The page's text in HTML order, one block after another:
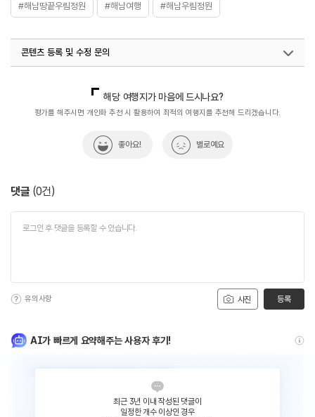
#해남땅끝우림정원 #해남여행 #해남우림정원
콘텐츠 등록 및 수정 문의
해당 여행지가 마음에 드시나요?
평가를 해주시면 개인화 추천 시 활용하여 최적의 여행지를 추천해 드리겠습니다.
좋아요! 별로예요
댓글 (0건)
사진
유의사항 등록
AI가 빠르게 요약해주는 사용자 후기!
최근 3년 이내 작성된 댓글이
일정한 개수 이상인 경우